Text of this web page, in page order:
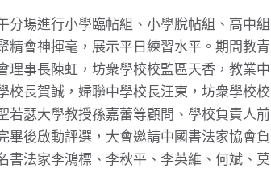
分場進行小學臨帖組、小學脫帖組、高中組
精會神揮毫，展示平日練習水平。期間教青
理事長陳虹，坊衆學校校監區天香，教業中
校長賀誠，婦聯中學校長汪東，坊衆學校校
若瑟大學教授孫嘉蕾等顧問、學校負責人前
畢後啟動評選，大會邀請中國書法家協會負
書法家李鴻標、李秋平、李英維、何斌、莫